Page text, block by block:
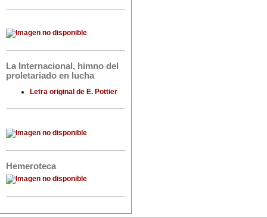
La Internacional, himno del
proletariado en lucha
Letra original de E. Pottier
Hemeroteca